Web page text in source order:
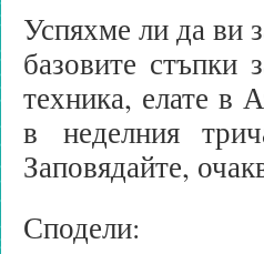
Успяхме ли да ви
базовите стъпки
техника, елате
в неделния
Заповядайте,
Сподели: